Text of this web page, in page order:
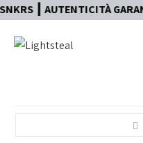
┃ AUTENTICITÀ